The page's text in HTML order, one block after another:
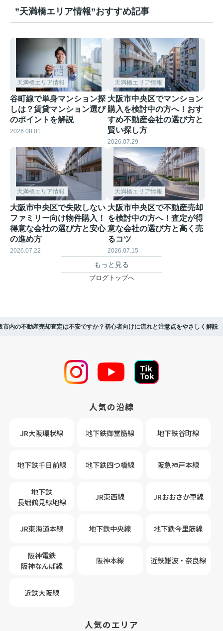
”天満橋エリア情報”おすすめ記事
天満橋エリア情報
谷町線で単身マンション探
しは？賃貸マンション選び
のポイントを解説
2026.08.01
天満橋エリア情報
大阪市中央区でマンション
購入を検討中の方へ！おす
すめ不動産会社の選び方と
賢い探し方
2026.07.29
天満橋エリア情報
大阪市中央区で失敗しない
ファミリー向け物件購入！
得意な会社の選び方と安心
の進め方
2026.07.22
天満橋エリア情報
大阪市中央区で不動産売却
を検討中の方へ！査定が得
意な会社の選び方と高く売
るコツ
2026.07.15
もっと見る
ブログトップへ
市内の不動産売却査定は不安ですか？初心者向けに流れと注意点をやさしく解説
人気の沿線
JR大阪環状線 地下鉄御堂筋線 地下鉄谷町線
地下鉄千日前線 地下鉄四つ橋線 阪急神戸本線
地下鉄
長堀鶴見緑地線
JR東西線 JRおおさか車線
JR東海道本線 地下鉄中央線 地下鉄今里筋線
阪神電鉄
阪神なんば線
阪神本線 近鉄難波・奈良線
近鉄大阪線
人気のエリア